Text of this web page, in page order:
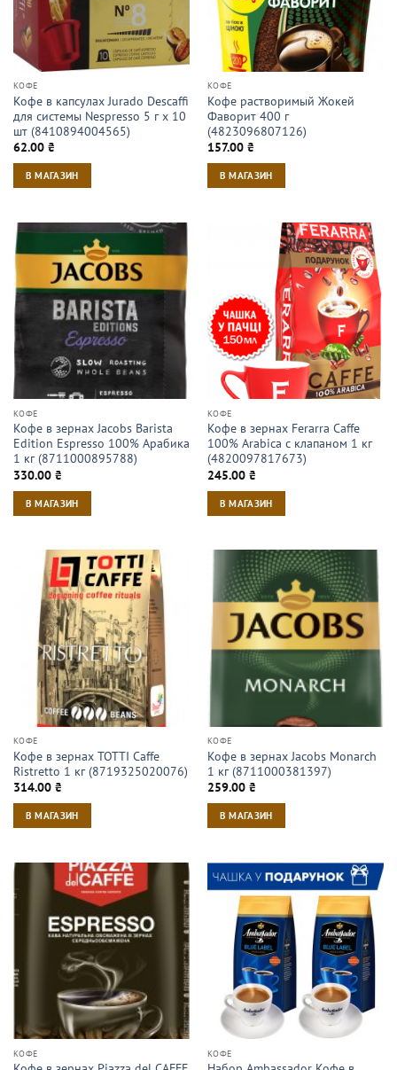
КОФЕ
Кофе в капсулах Jurado Descaffi
для системы Nespresso 5 г х 10
шт (8410894004565)
62.00 ₴
В МАГАЗИН
КОФЕ
Кофе растворимый Жокей
Фаворит 400 г
(4823096807126)
157.00 ₴
В МАГАЗИН
КОФЕ
Кофе в зернах Jacobs Barista
Edition Espresso 100% Арабика
1 кг (8711000895788)
330.00 ₴
В МАГАЗИН
КОФЕ
Кофе в зернах Ferarra Caffe
100% Arabica с клапаном 1 кг
(4820097817673)
245.00 ₴
В МАГАЗИН
КОФЕ
Кофе в зернах TOTTI Caffe
Ristretto 1 кг (8719325020076)
314.00 ₴
В МАГАЗИН
КОФЕ
Кофе в зернах Jacobs Monarch
1 кг (8711000381397)
259.00 ₴
В МАГАЗИН
КОФЕ КОФЕ